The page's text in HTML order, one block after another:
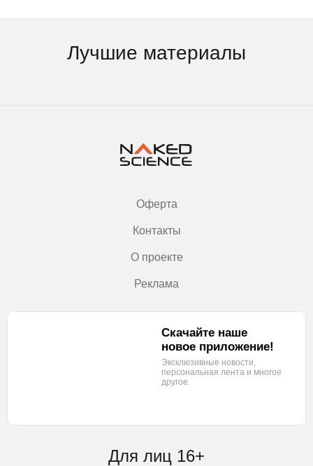
Лучшие материалы
Оферта
Контакты
О проекте
Реклама
Для лиц 16+
Скачайте наше
новое приложение!
Эксклюзивные новости,
персональная лента и многое
другое.